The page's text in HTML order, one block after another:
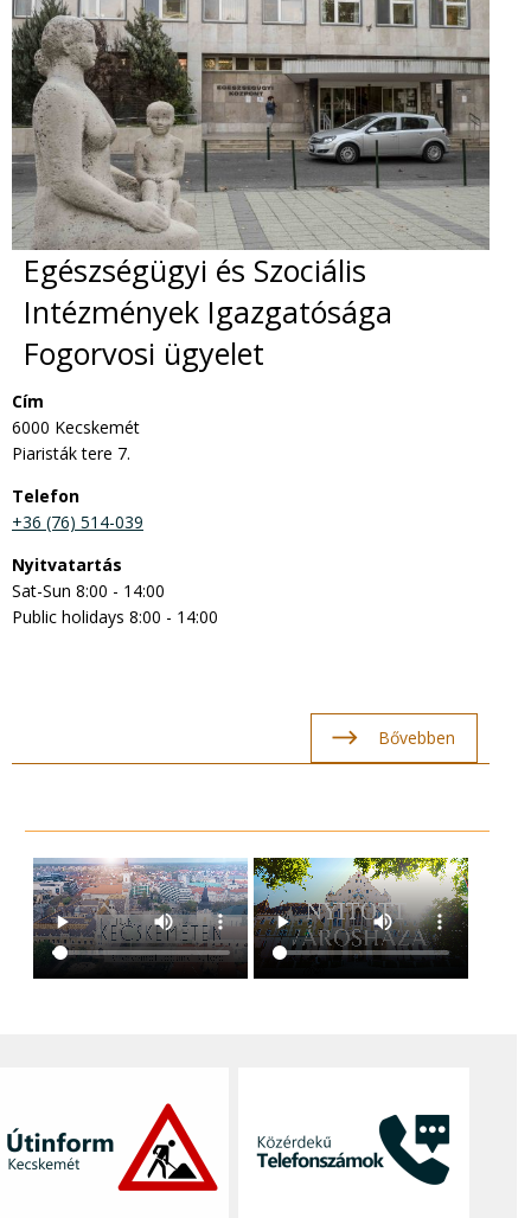
Egészségügyi és Szociális
Intézmények Igazgatósága
Fogorvosi ügyelet
Cím
6000 Kecskemét
Piaristák tere 7.
Telefon
+36 (76) 514-039
Nyitvatartás
Sat-Sun 8:00 - 14:00
Public holidays 8:00 - 14:00
Bővebben